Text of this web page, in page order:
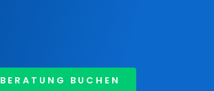
BERATUNG BUCHEN